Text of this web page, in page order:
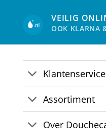
VEILIG
OOK KLARNA
Klantenservice
Assortiment
Over